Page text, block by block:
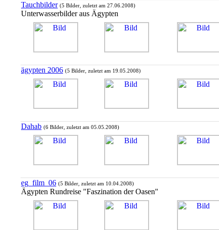
Tauchbilder (5 Bilder, zuletzt am 27.06.2008)
Unterwasserbilder aus Ägypten
ägypten 2006 (5 Bilder, zuletzt am 19.05.2008)
Dahab (6 Bilder, zuletzt am 05.05.2008)
eg_film_06 (5 Bilder, zuletzt am 10.04.2008)
Ägypten Rundreise "Faszination der Oasen"